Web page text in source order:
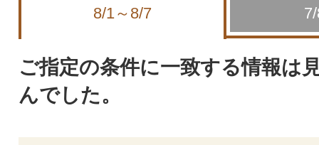
8/1～8/7
ご指定の条件に一致する情報は
んでした。